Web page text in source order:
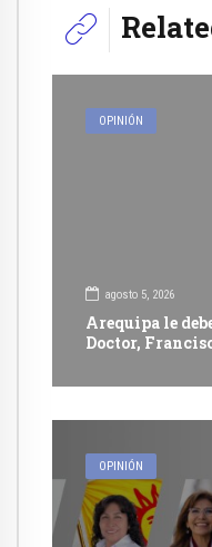
OPINIÓN
agosto 5, 2026
Arequipa le
Doctor,
OPINIÓN